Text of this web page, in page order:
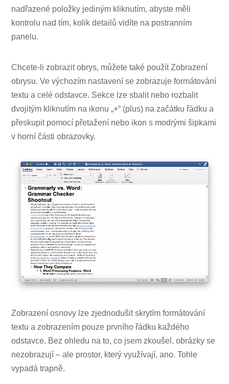
nadřazené položky jediným kliknutím, abyste měli
kontrolu nad tím, kolik detailů vidíte na postranním
panelu.
Chcete-li zobrazit obrys, můžete také použít Zobrazení
obrysu. Ve výchozím nastavení se zobrazuje formátování
textu a celé odstavce. Sekce lze sbalit nebo rozbalit
dvojitým kliknutím na ikonu „+“ (plus) na začátku řádku a
přeskupit pomocí přetažení nebo ikon s modrými šipkami
v horní části obrazovky.
Zobrazení osnovy lze zjednodušit skrytím formátování
textu a zobrazením pouze prvního řádku každého
odstavce. Bez ohledu na to, co jsem zkoušel, obrázky se
nezobrazují – ale prostor, který využívají, ano. Tohle
vypadá trapně.